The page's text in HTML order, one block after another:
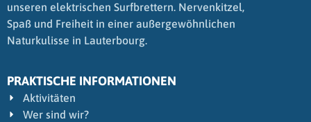
unseren elektrischen Surfbrettern. Nervenkitzel,
Spaß und Freiheit in einer außergewöhnlichen
Naturkulisse in Lauterbourg.
PRAKTISCHE INFORMATIONEN
Aktivitäten
Wer sind wir?